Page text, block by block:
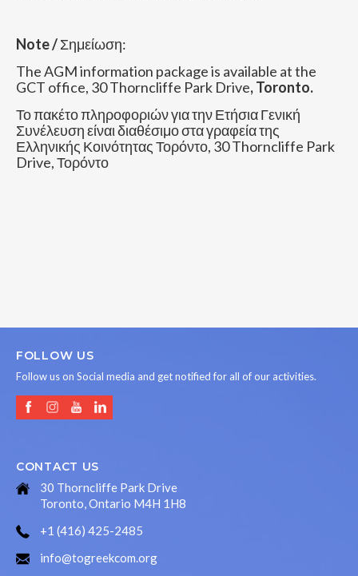
Note /Σημείωση:
The AGM information package is available at the
GCT office, 30 Thorncliffe Park Drive, Toronto.
Το πακέτο πληροφοριών για την Ετήσια Γενική
Συνέλευση είναι διαθέσιμο στα γραφεία της
Ελληνικής Κοινότητας Τορόντο, 30 Thorncliffe Park
Drive, Τορόντο
FOLLOW US
Follow us on Social media and get notified for all of our activities.
CONTACT US
30 Thorncliffe Park Drive
Toronto, Ontario M4H 1H8
+1 (416) 425-2485
info@togreekcom.org